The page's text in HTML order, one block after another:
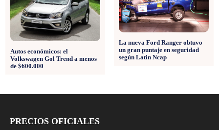
Autos económicos: el
Volkswagen Gol Trend a menos
de $600.000
La nueva Ford Ranger obtuvo
un gran puntaje en seguridad
según Latin Ncap
PRECIOS OFICIALES